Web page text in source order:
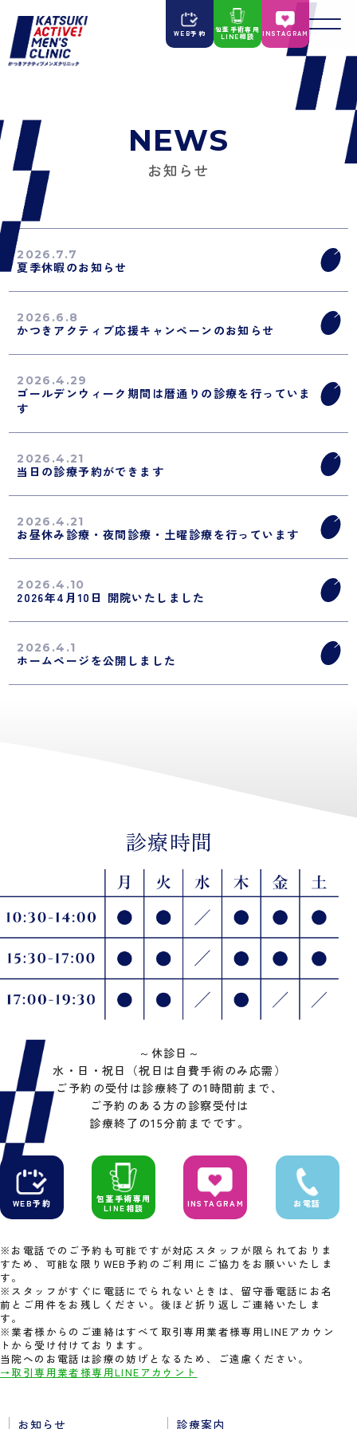
WEB予約
包茎手術専用
LINE相談
INSTAGRAM
NEWS
お知らせ
2026.7.7
夏季休暇のお知らせ
2026.6.8
かつきアクティブ応援キャンペーンのお知らせ
2026.4.29
ゴールデンウィーク期間は暦通りの診療を行っていま
す
2026.4.21
当日の診療予約ができます
2026.4.21
お昼休み診療・夜間診療・土曜診療を行っています
2026.4.10
2026年4月10日 開院いたしました
2026.4.1
ホームページを公開しました
診療時間
～ 休診日 ～
水・日・祝日（祝日は自費手術のみ応需）
ご予約の受付は診療終了の1時間前まで、
ご予約のある方の診察受付は
診療終了の15分前までです。
WEB予約
包茎手術専用
LINE相談
INSTAGRAM お電話
※お電話でのご予約も可能ですが対応スタッフが限られておりま
すため、可能な限りWEB予約のご利用にご協力をお願いいたしま
す。
※スタッフがすぐに電話にでられないときは、留守番電話にお名
前とご用件をお残しください。後ほど折り返しご連絡いたしま
す。
※業者様からのご連絡はすべて取引専用業者様専用LINEアカウン
トから受け付けております。
当院へのお電話は診療の妨げとなるため、ご遠慮ください。
→取引専用業者様専用LINEアカウント
お知らせ 診療案内